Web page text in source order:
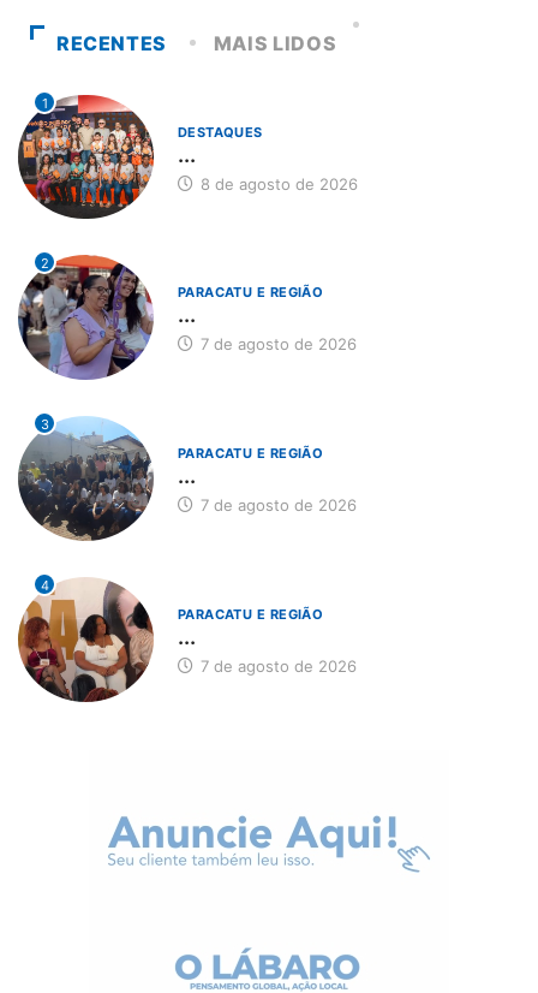
RECENTES MAIS LIDOS
1
DESTAQUES
...
8 de agosto de 2026
2
PARACATU E REGIÃO
...
7 de agosto de 2026
3
PARACATU E REGIÃO
...
7 de agosto de 2026
4
PARACATU E REGIÃO
...
7 de agosto de 2026